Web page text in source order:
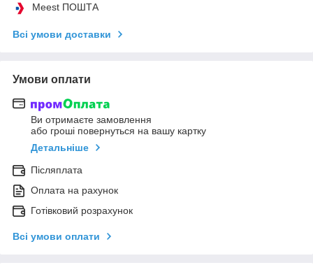
Meest ПОШТА
Всі умови доставки
Умови оплати
Ви отримаєте замовлення
або гроші повернуться на вашу картку
Детальніше
Післяплата
Оплата на рахунок
Готівковий розрахунок
Всі умови оплати